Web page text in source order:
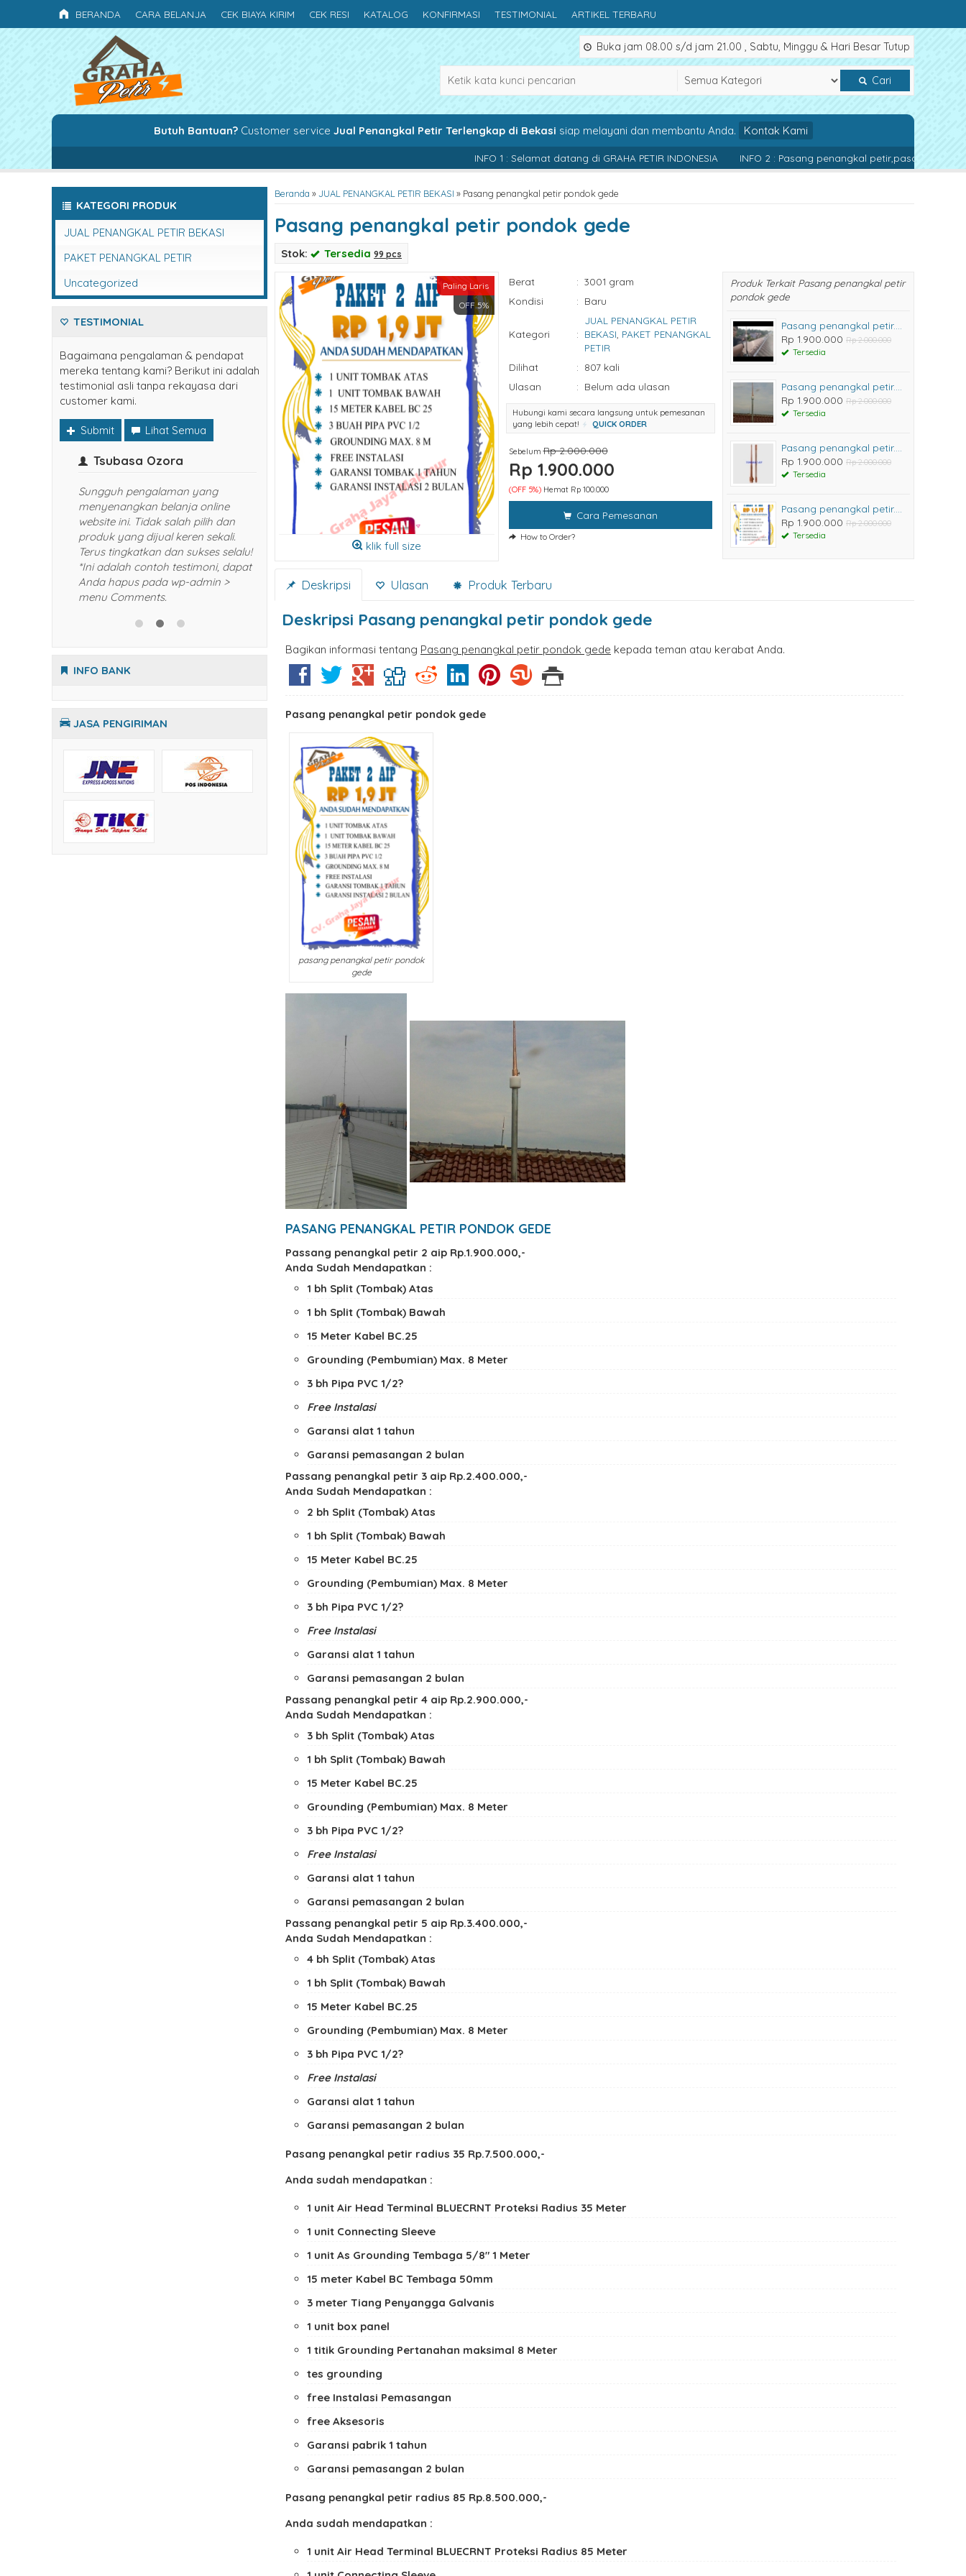
BERANDA CARA BELANJA CEK BIAYA KIRIM CEK RESI KATALOG KONFIRMASI TESTIMONIAL ARTIKEL TERBARU
Buka jam 08.00 s/d jam 21.00 , Sabtu, Minggu & Hari Besar Tutup
Cari
Butuh Bantuan?Customer service Jual Penangkal Petir Terlengkap di Bekasi siap melayani dan membantu Anda. Kontak Kami
INFO 1 : Selamat datang di GRAHA PETIR INDONESIA INFO 2 : Pasang penangkal petir,pasang penangkal petir
Beranda »JUAL PENANGKAL PETIR BEKASI » Pasang penangkal petir pondok gede
Pasang penangkal petir pondok gede
Stok: Tersedia 99 pcs
Paling Laris
OFF 5%
klik full size
Berat : 3001 gram
Kondisi
: Baru
Kategori :
JUAL PENANGKAL PETIR
BEKASI PAKET PENANGKAL
PETIR
Dilihat
: 807 kali
Ulasan
: Belum ada ulasan
Hubungi kami secara langsung untuk pemesanan
yang lebih cepat!
QUICK ORDER
SebelumRp 2.000.000
Rp 1.900.000
(OFF 5%)Hemat Rp 100.000
Cara Pemesanan
How to Order?
Produk Terkait Pasang penangkal petir
pondok gede
Pasang penangkal petir....
Rp 1.900.000 Rp 2.000.000
Tersedia
Pasang penangkal petir....
Rp 1.900.000 Rp 2.000.000
Tersedia
Pasang penangkal petir....
Rp 1.900.000 Rp 2.000.000
Tersedia
Pasang penangkal petir....
Rp 1.900.000 Rp 2.000.000
Tersedia
Deskripsi Ulasan Produk Terbaru
Deskripsi Pasang penangkal petir pondok gede
Bagikan informasi tentang Pasang penangkal petir pondok gede kepada teman atau kerabat Anda.
Pasang penangkal petir pondok gede
pasang penangkal petir pondok
gede
PASANG PENANGKAL PETIR PONDOK GEDE
Passang penangkal petir 2 aip Rp.1.900.000,-
Anda Sudah Mendapatkan :
1 bh Split (Tombak) Atas
1 bh Split (Tombak) Bawah
15 Meter Kabel BC.25
Grounding (Pembumian) Max. 8 Meter
3 bh Pipa PVC 1/2?
Free Instalasi
Garansi alat 1 tahun
Garansi pemasangan 2 bulan
Passang penangkal petir 3 aip Rp.2.400.000,-
Anda Sudah Mendapatkan :
2 bh Split (Tombak) Atas
1 bh Split (Tombak) Bawah
15 Meter Kabel BC.25
Grounding (Pembumian) Max. 8 Meter
3 bh Pipa PVC 1/2?
Free Instalasi
Garansi alat 1 tahun
Garansi pemasangan 2 bulan
Passang penangkal petir 4 aip Rp.2.900.000,-
Anda Sudah Mendapatkan :
3 bh Split (Tombak) Atas
1 bh Split (Tombak) Bawah
15 Meter Kabel BC.25
Grounding (Pembumian) Max. 8 Meter
3 bh Pipa PVC 1/2?
Free Instalasi
Garansi alat 1 tahun
Garansi pemasangan 2 bulan
Passang penangkal petir 5 aip Rp.3.400.000,-
Anda Sudah Mendapatkan :
4 bh Split (Tombak) Atas
1 bh Split (Tombak) Bawah
15 Meter Kabel BC.25
Grounding (Pembumian) Max. 8 Meter
3 bh Pipa PVC 1/2?
Free Instalasi
Garansi alat 1 tahun
Garansi pemasangan 2 bulan
Pasang penangkal petir radius 35 Rp.7.500.000,-
Anda sudah mendapatkan :
1 unit Air Head Terminal BLUECRNT Proteksi Radius 35 Meter
1 unit Connecting Sleeve
1 unit As Grounding Tembaga 5/8″ 1 Meter
15 meter Kabel BC Tembaga 50mm
3 meter Tiang Penyangga Galvanis
1 unit box panel
1 titik Grounding Pertanahan maksimal 8 Meter
tes grounding
free Instalasi Pemasangan
free Aksesoris
Garansi pabrik 1 tahun
Garansi pemasangan 2 bulan
Pasang penangkal petir radius 85 Rp.8.500.000,-
Anda sudah mendapatkan :
1 unit Air Head Terminal BLUECRNT Proteksi Radius 85 Meter
KATEGORI PRODUK
JUAL PENANGKAL PETIR BEKASI
PAKET PENANGKAL PETIR
Uncategorized
TESTIMONIAL
Bagaimana pengalaman & pendapat
mereka tentang kami? Berikut ini adalah
testimonial asli tanpa rekayasa dari
customer kami.
Submit Lihat Semua
Tsubasa Ozora
Sungguh pengalaman yang
menyenangkan belanja online
website ini. Tidak salah pilih dan
produk yang dijual keren sekali.
Terus tingkatkan dan sukses selalu!
*Ini adalah contoh testimoni, dapat
Anda hapus pada wp-admin >
menu Comments.
Naruto Uzumaki
Senang sekali belanja di website ini.
Harganya murah dan pelayanan
yang diberikan TOP banget. Sukses
selalu dan akan saya
rekomendasikan kepada teman
contoh testimoni, dapat Anda
Comments.